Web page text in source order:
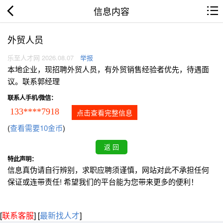
信息内容
外贸人员
乐至人才网 2026.08.07 举报
本地企业，现招聘外贸人员，有外贸销售经验者优先，待遇面
议。联系郭经理
联系人手机/微信：
133****7918 点击查看完整信息
(查看需要10金币)
特此声明：
信息真伪请自行辨别，求职应聘须谨慎，网站对此不承担任何
保证或连带责任! 希望我们的平台能为您带来更多的便利！
[联系客服] [最新找人才]